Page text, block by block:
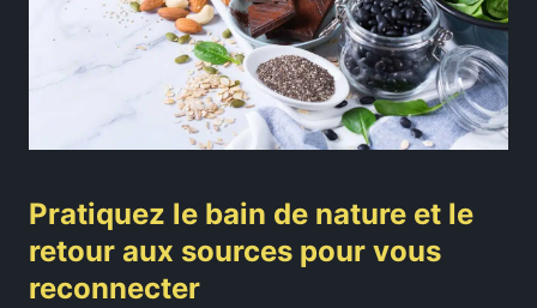
Pratiquez le bain de nature et le
retour aux sources pour vous
reconnecter